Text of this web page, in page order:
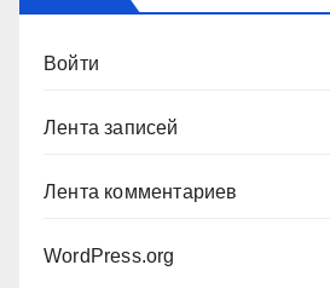
Войти
Лента записей
Лента комментариев
WordPress.org